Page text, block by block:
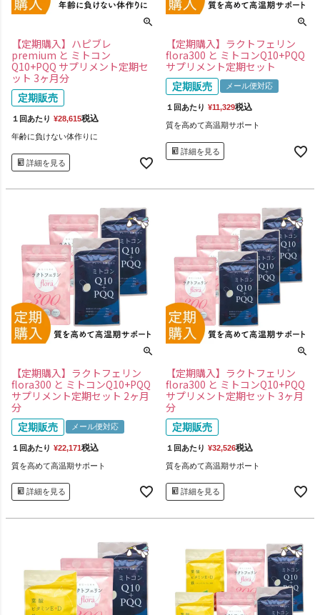
【定期購入】ハピブレ
premium と ミトコン
Q10+PQQ サプリメント定期セ
ット 3ヶ月分
定期販売
１回あたり ¥28,615税込
年齢に負けない体作りに
詳細を見る
【定期購入】ラクトフェリン
flora300 と ミトコンQ10+PQQ
サプリメント定期セット
メール便対応
定期販売
１回あたり ¥11,329税込
質を高めて高温期サポート
詳細を見る
【定期購入】ラクトフェリン
flora300 と ミトコンQ10+PQQ
サプリメント定期セット 2ヶ月
分
メール便対応
定期販売
１回あたり ¥22,171税込
質を高めて高温期サポート
詳細を見る
【定期購入】ラクトフェリン
flora300 と ミトコンQ10+PQQ
サプリメント定期セット 3ヶ月
分
定期販売
１回あたり ¥32,526税込
質を高めて高温期サポート
詳細を見る